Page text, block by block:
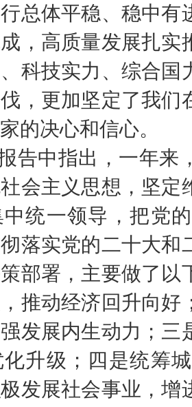
总体平稳、稳中
，高质量发展扎实
科技实力、综合
，更加坚定了我
的决心和信心。
中指出，一年来
会主义思想，坚定
统一领导，把党
落实党的二十大和
部署，主要做了
推动经济回升向
发展内生动力；
升级；四是统筹
发展社会事业，